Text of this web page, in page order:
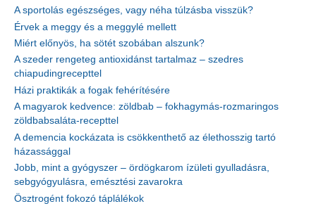
A sportolás egészséges, vagy néha túlzásba visszük?
Érvek a meggy és a meggylé mellett
Miért előnyös, ha sötét szobában alszunk?
A szeder rengeteg antioxidánst tartalmaz – szedres
chiapudingrecepttel
Házi praktikák a fogak fehérítésére
A magyarok kedvence: zöldbab – fokhagymás-rozmaringos
zöldbabsaláta-recepttel
A demencia kockázata is csökkenthető az élethosszig tartó
házassággal
Jobb, mint a gyógyszer – ördögkarom ízületi gyulladásra,
sebgyógyulásra, emésztési zavarokra
Ösztrogént fokozó táplálékok